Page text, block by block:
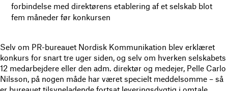
forbindelse med direktørens etablering af et selskab blot
fem måneder før konkursen
Selv om PR-bureauet Nordisk Kommunikation blev erklæret
konkurs for snart tre uger siden, og selv om hverken selskabets
12 medarbejdere eller den adm. direktør og medejer, Pelle Carlo
Nilsson, på nogen måde har været specielt meddelsomme – så